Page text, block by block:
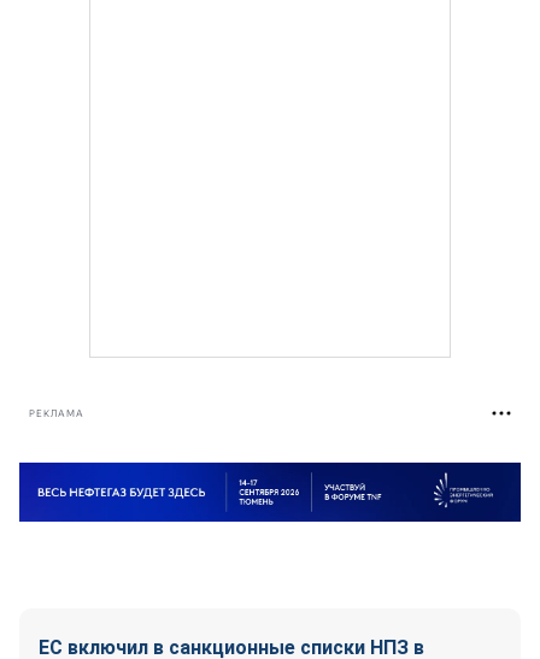
РЕКЛАМА
ЕС включил в санкционные списки НПЗ в